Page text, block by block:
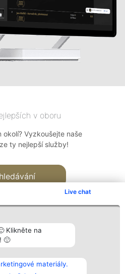
Live chat
Klikněte na
🙂
materiály.
v oboru
okolí? Vyzkoušejte naše
ty nejlepší služby!
všech
Kontakt